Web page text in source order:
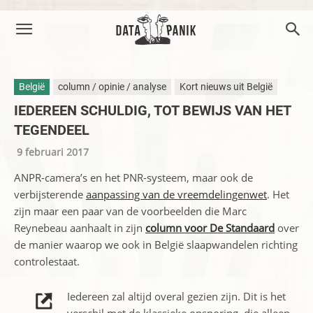
België column / opinie / analyse Kort nieuws uit België
IEDEREEN SCHULDIG, TOT BEWIJS VAN HET
TEGENDEEL
9 februari 2017
ANPR-camera’s en het PNR-systeem, maar ook de
verbijsterende aanpassing van de vreemdelingenwet. Het
zijn maar een paar van de voorbeelden die Marc
Reynebeau aanhaalt in zijn column voor De Standaard over
de manier waarop we ook in België slaapwandelen richting
controlestaat.
Iedereen zal altijd overal gezien zijn. Dit is het